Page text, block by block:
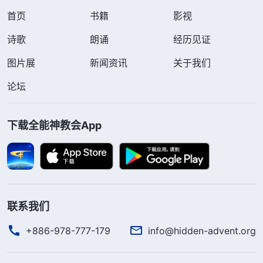
首页 书籍
影视
诗歌
朗诵
经历见证
图片展
新闻资讯
关于我们
论坛
下载全能神教会App
联系我们
+886-978-777-179 info@hidden-advent.org